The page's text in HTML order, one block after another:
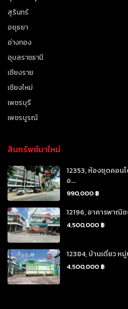
สุรินทร์
อยุธยา
อ่างทอง
อุบลราชธานี
เชียงราย
เชียงใหม่
เพชรบุรี
เพชรบูรณ์
สินทรัพย์มาใหม่
12353, ห้องชุดคอน
อ...
990,000 ฿
12196, อาคารพาณิ
4,500,000 ฿
12384, บ้านเดี่ยว ห
4,500,000 ฿